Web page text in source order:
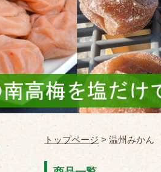
トップページ > 温州みかん